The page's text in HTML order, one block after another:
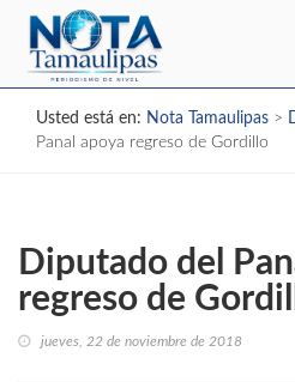
Usted está en: Nota Tamaulipas >
Panal apoya regreso de Gordillo
Diputado del
regreso de
jueves, 22 de noviembre de 2018